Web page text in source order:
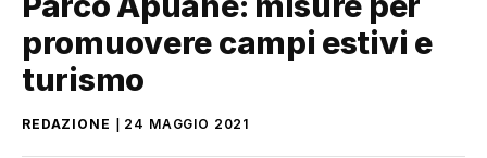
promuovere campi estivi e
turismo
REDAZIONE 24 MAGGIO 2021